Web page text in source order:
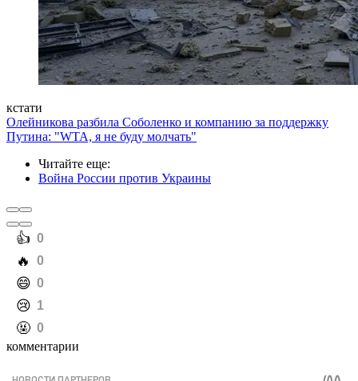
кстати
Олейникова разбила Соболенко и компанию за поддержку
Путина: "WTA, я не буду молчать"
Читайте еще:
Война России против Украины
️👍 0
️🔥 0
️😄 0
️😢 1
️🤬 0
комментарии